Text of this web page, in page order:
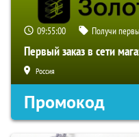
09:54:59 Получи
Первый заказ в сети
Россия
Промокод